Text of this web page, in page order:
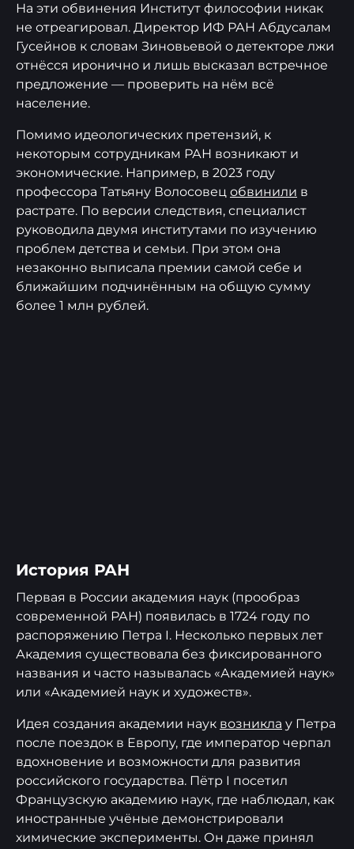
На эти обвинения Институт философии никак
не отреагировал. Директор ИФ РАН Абдусалам
Гусейнов к словам Зиновьевой о детекторе лжи
отнёсся иронично и лишь высказал встречное
предложение — проверить на нём всё
население.
Помимо идеологических претензий, к
некоторым сотрудникам РАН возникают и
экономические. Например, в 2023 году
профессора Татьяну Волосовец обвинили в
растрате. По версии следствия, специалист
руководила двумя институтами по изучению
проблем детства и семьи. При этом она
незаконно выписала премии самой себе и
ближайшим подчинённым на общую сумму
более 1 млн рублей.
История РАН
Первая в России академия наук (прообраз
современной РАН) появилась в 1724 году по
распоряжению Петра I. Несколько первых лет
Академия существовала без фиксированного
названия и часто называлась «Академией наук»
или «Академией наук и художеств».
Идея создания академии наук возникла у Петра
после поездок в Европу, где император черпал
вдохновение и возможности для развития
российского государства. Пётр I посетил
Французскую академию наук, где наблюдал, как
иностранные учёные демонстрировали
химические эксперименты. Он даже принял